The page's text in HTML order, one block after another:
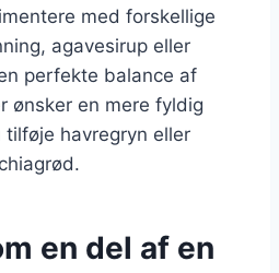
med forskellige
agavesirup eller
perfekte balance af
ønsker en mere fyldig
havregryn eller
en del af en